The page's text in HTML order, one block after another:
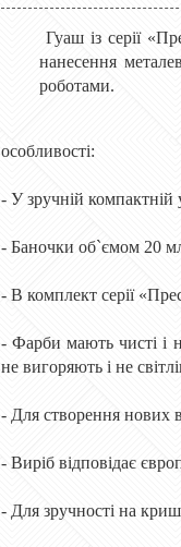
Гуаш із серії
нанесення
роботами.
особливості:
- У зручній компактній
- Баночки об`ємом 20
- В комплект серії
- Фарби мають чисті і
не вигоряють і не
- Для створення нових
- Виріб відповідає
- Для зручності на